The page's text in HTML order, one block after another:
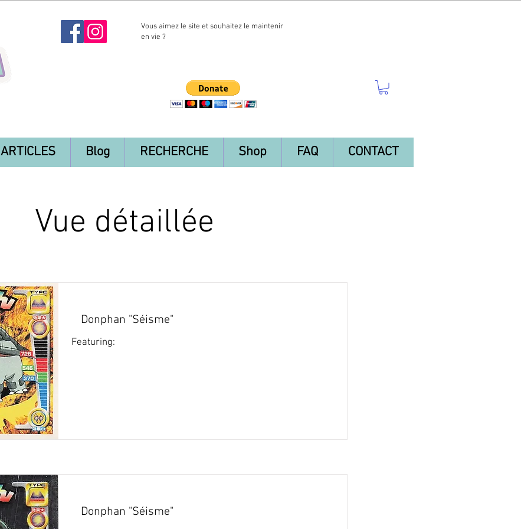
Vous aimez le site et souhaitez le maintenir
en vie ?
ARTICLES Blog RECHERCHE Shop FAQ CONTACT
Vue détaillée
Donphan "Séisme"
Featuring:
Donphan "Séisme"